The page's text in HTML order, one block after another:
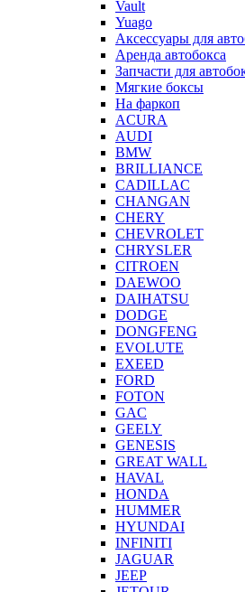
Vault
Yuago
Аксессуары для
Аренда автобокса
Запчасти для
Мягкие боксы
На фаркоп
ACURA
AUDI
BMW
BRILLIANCE
CADILLAC
CHANGAN
CHERY
CHEVROLET
CHRYSLER
CITROEN
DAEWOO
DAIHATSU
DODGE
DONGFENG
EVOLUTE
EXEED
FORD
FOTON
GAC
GEELY
GENESIS
GREAT WALL
HAVAL
HONDA
HUMMER
HYUNDAI
INFINITI
JAGUAR
JEEP